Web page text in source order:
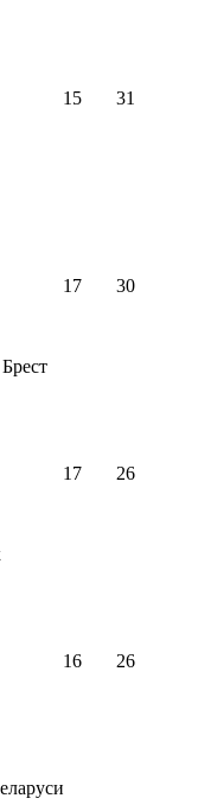
15 31
17 30
17 26
16 26